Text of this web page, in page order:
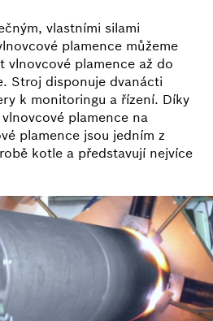
vlastními silami
plamence můžeme
vlnovcové plamence až do
Stroj disponuje dvanácti
k monitoringu a řízení. Díky
plamence na
plamence jsou jedním z
kotle a představují nejvíce